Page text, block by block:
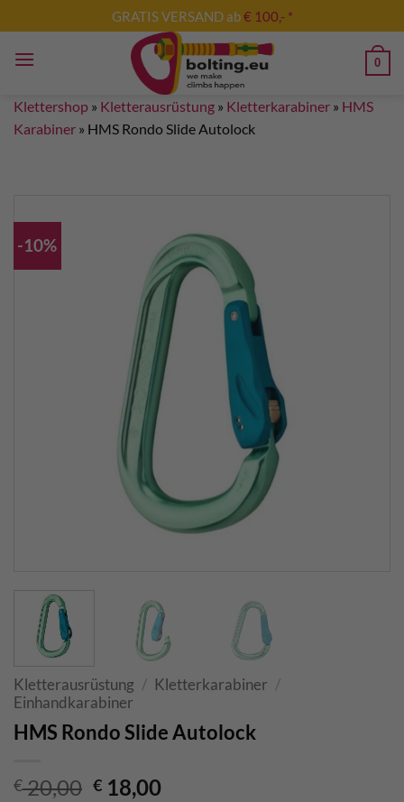
Inhalt
springen
GRATIS VERSAND ab€ 100,- *
0
Klettershop » Kletterausrüstung » Kletterkarabiner » HMS
Karabiner » HMS Rondo Slide Autolock
-10%
Kletterausrüstung / Kletterkarabiner /
Einhandkarabiner
HMS Rondo Slide Autolock
€20,00 Ursprünglicher
€ 18,00Aktueller